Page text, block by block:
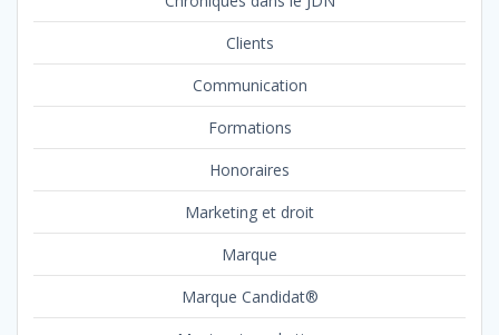
Clients
Communication
Formations
Honoraires
Marketing et droit
Marque
Marque Candidat®